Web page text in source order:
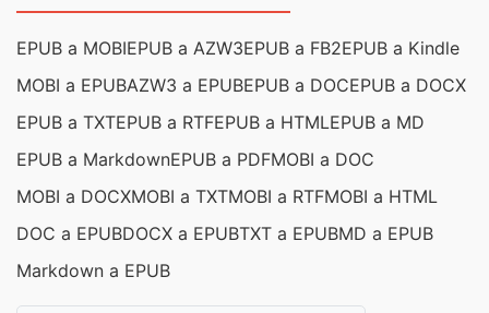
EPUB a MOBIEPUB a AZW3EPUB a FB2EPUB a Kindle
MOBI a EPUBAZW3 a EPUBEPUB a DOCEPUB a DOCX
EPUB a TXTEPUB a RTFEPUB a HTMLEPUB a MD
EPUB a MarkdownEPUB a PDFMOBI a DOC
MOBI a DOCXMOBI a TXTMOBI a RTFMOBI a HTML
DOC a EPUBDOCX a EPUBTXT a EPUBMD a EPUB
Markdown a EPUB